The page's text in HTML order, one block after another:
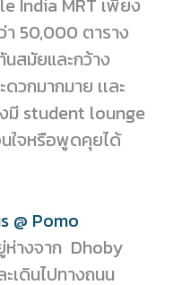
India MRT เพียง
า 50,000 ตาราง
สมัยและกว้าง
วกมากมาย เเละ
มี student lounge
ใจหรือพูดคุยได้
@ Pomo
างจาก Dhoby
เดินไปทางถนน